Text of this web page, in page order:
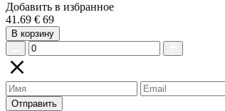
Добавить в избранное
41.69 € 69
В корзину
Отправить